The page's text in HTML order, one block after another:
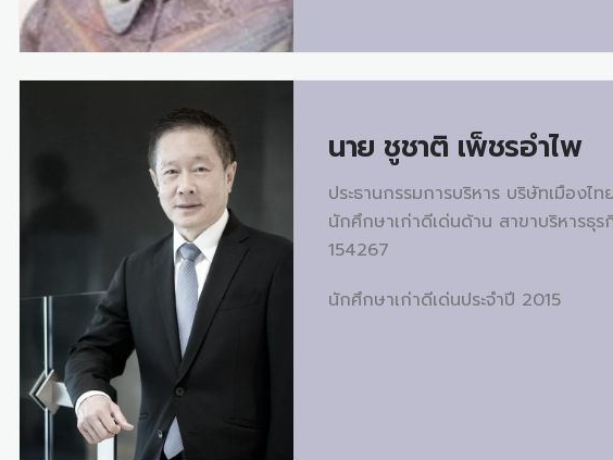
นาย ชูชาติ เพ็ชรอำไพ
ประธานกรรมการบริหาร บริษัทเมือง
นักศึกษาเก่าดีเด่นด้าน สาขาบริหารธุ
154267
นักศึกษาเก่าดีเด่นประจำปี 2015